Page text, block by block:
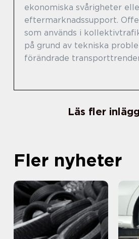
ekonomiska svårigheter
eftermarknadssupport.
som används i
på grund av tekniska
förändrade
Läs fler
Fler nyheter